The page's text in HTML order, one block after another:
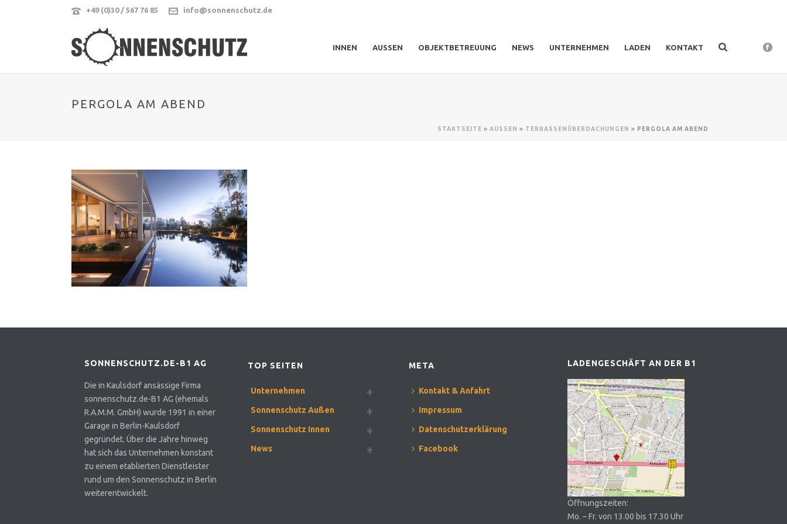
+49 (0)30 / 567 76 85 info@sonnenschutz.de
INNEN AUSSEN OBJEKTBETREUUNG NEWS UNTERNEHMEN LADEN KONTAKT
PERGOLA AM ABEND
STARTSEITE » AUSSEN » TERRASSENÜBERDACHUNGEN » PERGOLA AM ABEND
SONNENSCHUTZ.DE-B1 AG
Die in Kaulsdorf ansässige Firma
sonnenschutz.de-B1 AG (ehemals
R.A.M.M. GmbH) wurde 1991 in einer
Garage in Berlin-Kaulsdorf
gegründet. Über die Jahre hinweg
hat sich das Unternehmen konstant
zu einem etablierten Dienstleister
rund um den Sonnenschutz in Berlin
weiterentwickelt.
TOP SEITEN
Unternehmen
Sonnenschutz Außen
Sonnenschutz Innen
News
META
Kontakt & Anfahrt
Impressum
Datenschutzerklärung
Facebook
LADENGESCHÄFT AN DER B1
Öffnungszeiten:
Mo. – Fr. von 13.00 bis 17.30 Uhr